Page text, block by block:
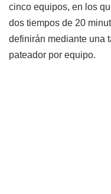
cinco equipos, en los
dos tiempos de 20
definirán mediante una
pateador por equipo.